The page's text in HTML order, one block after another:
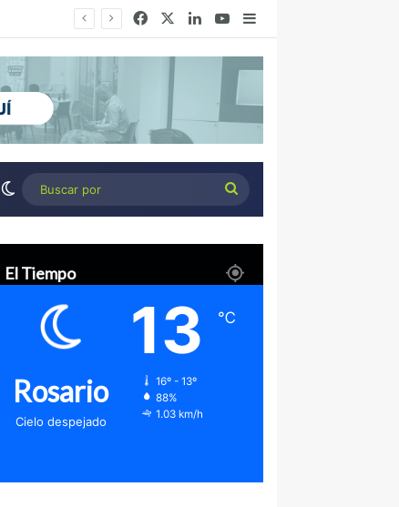
FacebookLinkedIn
YouTubeBarra lateral
Switch skin
Buscar
por
El Tiempo
Rosario
Cielo despejado
13 ℃
16º - 13º
88%
1.03 km/h